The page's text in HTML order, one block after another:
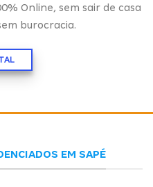
Online, sem sair de casa
burocracia.
EM SAPÉ